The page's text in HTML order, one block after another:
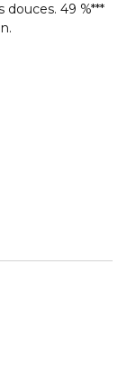
douces. 49 %***